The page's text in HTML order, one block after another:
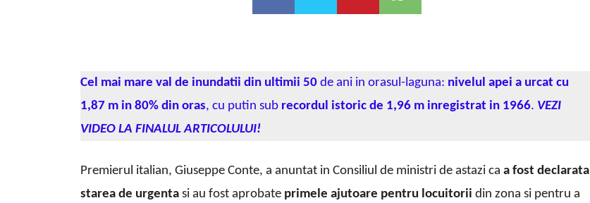
Cel mai mare val de inundatii din ultimii 50 de ani in orasul-laguna: nivelul apei a urcat cu
1,87 m in 80% din oras, cu putin sub recordul istoric de 1,96 m inregistrat in 1966. VEZI
VIDEO LA FINALUL ARTICOLULUI!
Premierul italian, Giuseppe Conte, a anuntat in Consiliul de ministri de astazi ca a fost declarata
starea de urgenta si au fost aprobate primele ajutoare pentru locuitorii din zona si pentru a